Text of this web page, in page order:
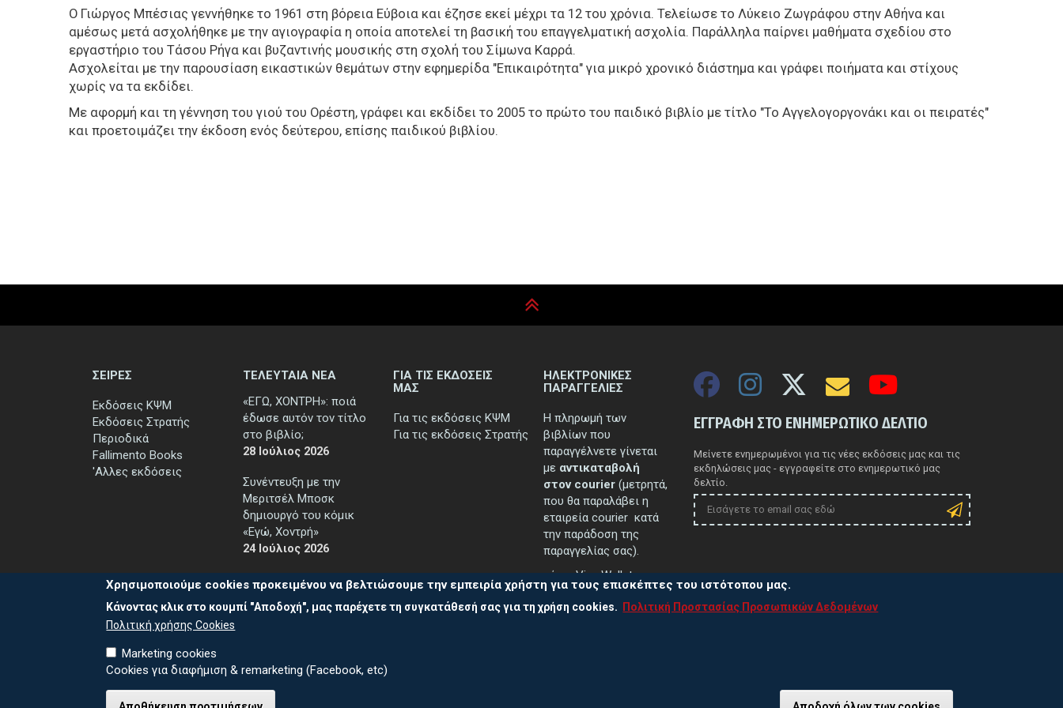
Ο Γιώργος Μπέσιας γεννήθηκε το 1961 στη βόρεια Εύβοια και έζησε εκεί μέχρι τα 12 του χρόνια. Τελείωσε το Λύκειο Ζωγράφου στην Αθήνα και
αμέσως μετά ασχολήθηκε με την αγιογραφία η οποία αποτελεί τη βασική του επαγγελματική ασχολία. Παράλληλα παίρνει μαθήματα σχεδίου στο
εργαστήριο του Τάσου Ρήγα και βυζαντινής μουσικής στη σχολή του Σίμωνα Καρρά.
Ασχολείται με την παρουσίαση εικαστικών θεμάτων στην εφημερίδα "Επικαιρότητα" για μικρό χρονικό διάστημα και γράφει ποιήματα και στίχους
χωρίς να τα εκδίδει.
Με αφορμή και τη γέννηση του γιού του Ορέστη, γράφει και εκδίδει το 2005 το πρώτο του παιδικό βιβλίο με τίτλο "Το Αγγελογοργονάκι και οι πειρατές"
και προετοιμάζει την έκδοση ενός δεύτερου, επίσης παιδικού βιβλίου.
ΣΕΙΡΕΣ
Εκδόσεις ΚΨΜ
Εκδόσεις Στρατής
Περιοδικά
Fallimento Books
'Αλλες εκδόσεις
ΤΕΛΕΥΤΑΙΑ ΝΕΑ
«ΕΓΩ, ΧΟΝΤΡΗ»: ποιά
έδωσε αυτόν τον τίτλο
στο βιβλίο;
28 Ιούλιος 2026
Συνέντευξη με την
Μεριτσέλ Μποσκ
δημιουργό του κόμικ
«Εγώ, Χοντρή»
24 Ιούλιος 2026
ΓΙΑ ΤΙΣ ΕΚΔΟΣΕΙΣ
ΜΑΣ
Για τις εκδόσεις ΚΨΜ
Για τις εκδόσεις Στρατής
ΗΛΕΚΤΡΟΝΙΚΕΣ
ΠΑΡΑΓΓΕΛΙΕΣ
Η πληρωμή των
βιβλίων που
παραγγέλνετε γίνεται
με αντικαταβολή
στον courier (μετρητά,
που θα παραλάβει η
εταιρεία courier κατά
την παράδοση της
παραγγελίας σας).
μέσω Viva Wallet.
..περισσότερα
ΕΓΓΡΑΦΗ ΣΤΟ ΕΝΗΜΕΡΩΤΙΚΟ ΔΕΛΤΙΟ
Μείνετε ενημερωμένοι για τις νέες εκδόσεις μας και τις
εκδηλώσεις μας - εγγραφείτε στο ενημερωτικό μας
δελτίο.
© 2026 ΕΚΔΟΣΕΙΣ ΚΨΜ
Χρησιμοποιούμε cookies προκειμένου να βελτιώσουμε την εμπειρία χρήστη για τους επισκέπτες του ιστότοπου μας.
Κάνοντας κλικ στο κουμπί "Αποδοχή", μας παρέχετε τη συγκατάθεσή σας για τη χρήση cookies.
Πολιτική Προστασίας Προσωπικών Δεδομένων
Πολιτική χρήσης Cookies
Marketing cookies
Cookies για διαφήμιση & remarketing (Facebook, etc)